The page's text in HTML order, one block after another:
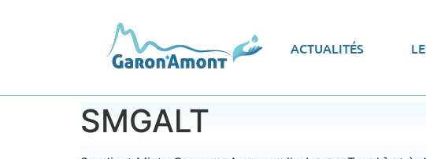
ACTUALITÉS
Vue d’ensemble Les actions
SMGALT